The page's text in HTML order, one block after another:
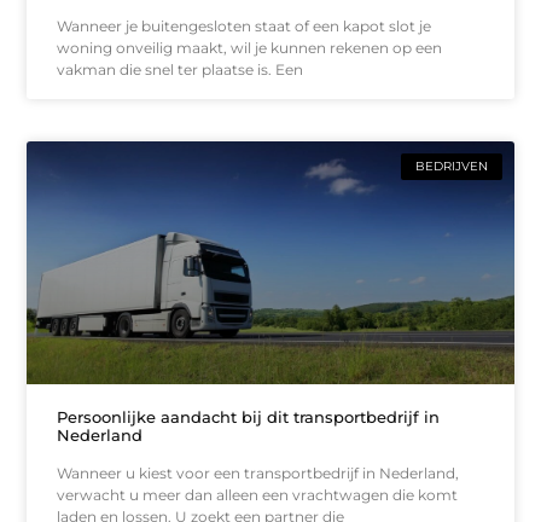
Wanneer je buitengesloten staat of een kapot slot je
woning onveilig maakt, wil je kunnen rekenen op een
vakman die snel ter plaatse is. Een
BEDRIJVEN
Persoonlijke aandacht bij dit transportbedrijf in
Nederland
Wanneer u kiest voor een transportbedrijf in Nederland,
verwacht u meer dan alleen een vrachtwagen die komt
laden en lossen. U zoekt een partner die